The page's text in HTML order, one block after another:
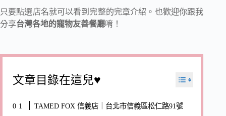
只要點選店名就可以看到完整的完章介紹。也歡迎你跟我
分享台灣各地的寵物友善餐廳唷！
文章目錄在這兒♥
TAMED FOX 信義店｜台北市信義區松仁路91號